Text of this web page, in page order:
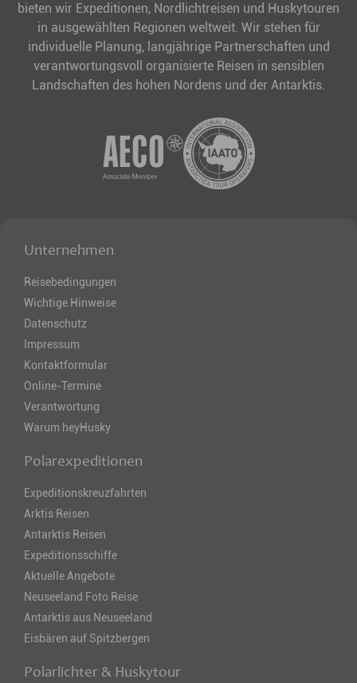
bieten wir Expeditionen, Nordlichtreisen und Huskytouren
in ausgewählten Regionen weltweit. Wir stehen für
individuelle Planung, langjährige Partnerschaften und
verantwortungsvoll organisierte Reisen in sensiblen
Landschaften des hohen Nordens und der Antarktis.
Unternehmen
Reisebedingungen
Wichtige Hinweise
Datenschutz
Impressum
Kontaktformular
Online-Termine
Verantwortung
Warum heyHusky
Polarexpeditionen
Expeditionskreuzfahrten
Arktis Reisen
Antarktis Reisen
Expeditionsschiffe
Aktuelle Angebote
Neuseeland Foto Reise
Antarktis aus Neuseeland
Eisbären auf Spitzbergen
Polarlichter & Huskytour